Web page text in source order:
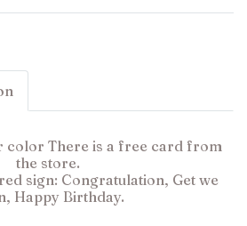
color There is a free card from
the store.
sign: Congratulation, Get we
Happy Birthday.